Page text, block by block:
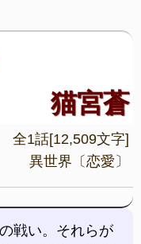
猫宮蒼
全1話[12,509文字]
異世界〔恋愛〕
戦い。それらが